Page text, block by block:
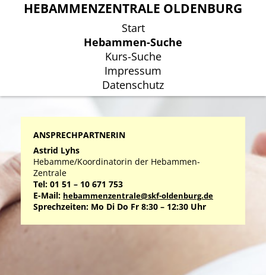
HEBAMMENZENTRALE OLDENBURG
Start
Hebammen-Suche
Kurs-Suche
Impressum
Datenschutz
HEBAMMENZENTRALE OLDENBURG
Start
Hebammen-Suche
Kurs-Suche
Impressum
Datenschutz
ANSPRECHPARTNERIN
Astrid Lyhs
Hebamme/Koordinatorin der Hebammen-
Zentrale
Tel: 01 51 – 10 671 753
E-Mail: hebammenzentrale@skf-oldenburg.de
Sprechzeiten: Mo Di Do Fr 8:30 – 12:30 Uhr